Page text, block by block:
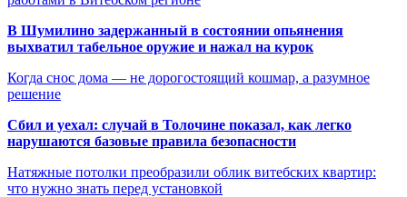
В Шумилино задержанный в состоянии опьянения
выхватил табельное оружие и нажал на курок
Когда снос дома — не дорогостоящий кошмар, а разумное
решение
Сбил и уехал: случай в Толочине показал, как легко
нарушаются базовые правила безопасности
Натяжные потолки преобразили облик витебских квартир:
что нужно знать перед установкой